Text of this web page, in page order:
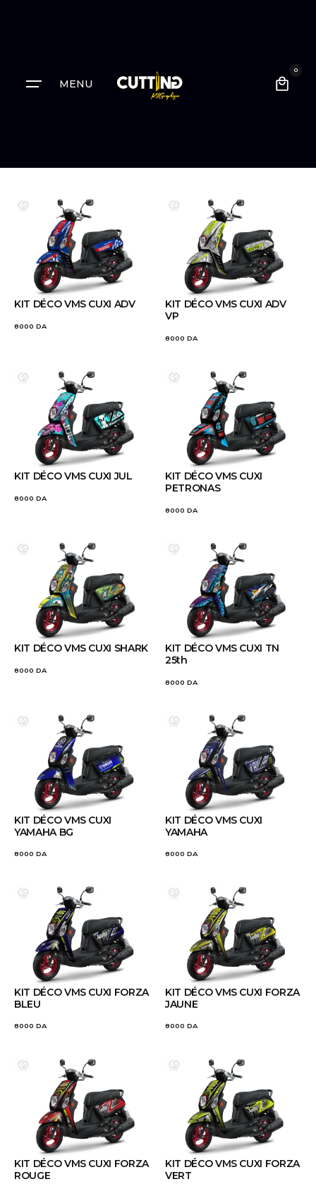
MENU
0
KIT DÉCO VMS CUXI ADV
8000 DA
KIT DÉCO VMS CUXI ADV
VP
8000 DA
KIT DÉCO VMS CUXI JUL
8000 DA
KIT DÉCO VMS CUXI
PETRONAS
8000 DA
KIT DÉCO VMS CUXI SHARK
8000 DA
KIT DÉCO VMS CUXI TN
25th
8000 DA
KIT DÉCO VMS CUXI
YAMAHA BG
8000 DA
KIT DÉCO VMS CUXI
YAMAHA
8000 DA
KIT DÉCO VMS CUXI FORZA
BLEU
8000 DA
KIT DÉCO VMS CUXI FORZA
JAUNE
8000 DA
KIT DÉCO VMS CUXI FORZA
ROUGE
KIT DÉCO VMS CUXI FORZA
VERT